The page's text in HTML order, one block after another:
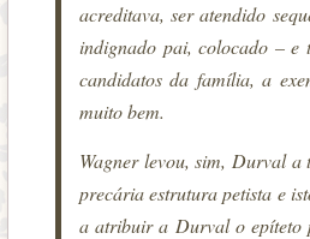
acreditava, ser atendido
indignado pai, colocado – e
candidatos da família, a
muito bem.
Wagner levou, sim, Durval
precária estrutura petista e
a atribuir a Durval o epíteto